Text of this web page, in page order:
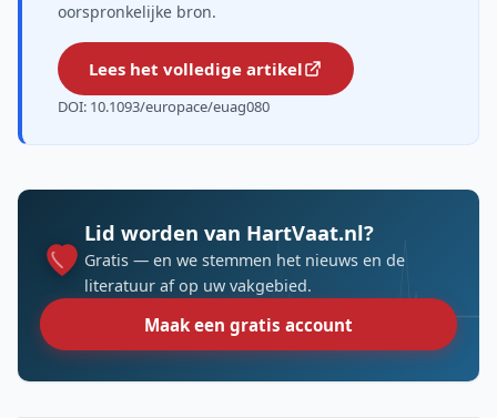
oorspronkelijke bron.
Lees het volledige artikel
DOI: 10.1093/europace/euag080
Lid worden van HartVaat.nl?
Gratis — en we stemmen het nieuws en de
literatuur af op uw vakgebied.
Maak een gratis account